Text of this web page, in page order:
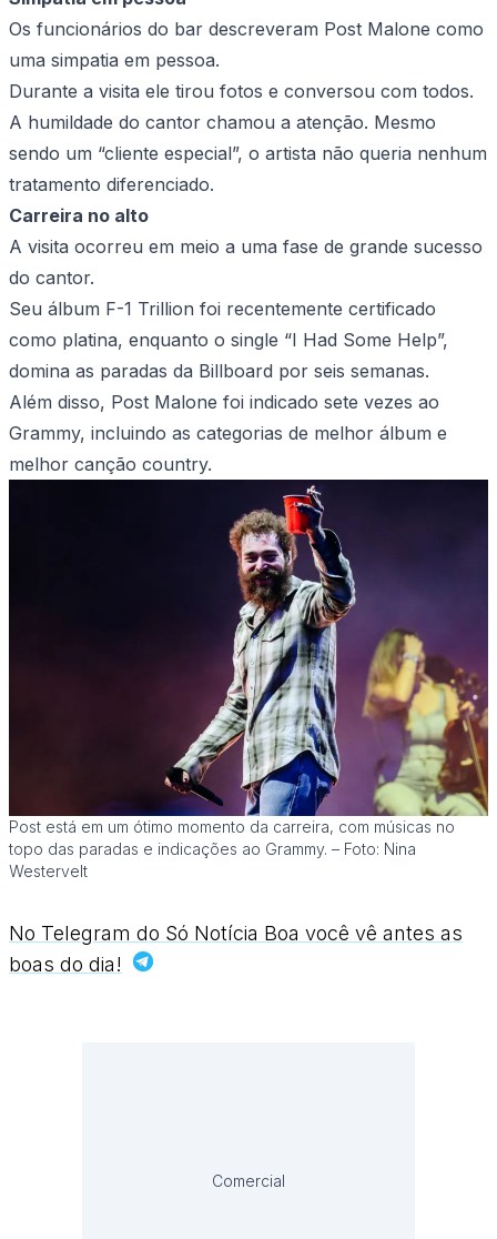
Os funcionários do bar descreveram Post Malone como
uma simpatia em pessoa.
Durante a visita ele tirou fotos e conversou com todos.
A humildade do cantor chamou a atenção. Mesmo
sendo um “cliente especial”, o artista não queria nenhum
tratamento diferenciado.
Carreira no alto
A visita ocorreu em meio a uma fase de grande sucesso
do cantor.
Seu álbum F-1 Trillion foi recentemente certificado
como platina, enquanto o single “I Had Some Help”,
domina as paradas da Billboard por seis semanas.
Além disso, Post Malone foi indicado sete vezes ao
Grammy, incluindo as categorias de melhor álbum e
melhor canção country.
Post está em um ótimo momento da carreira, com músicas no
topo das paradas e indicações ao Grammy. – Foto: Nina
Westervelt
No Telegram do Só Notícia Boa você vê antes as
boas do dia!
Comercial